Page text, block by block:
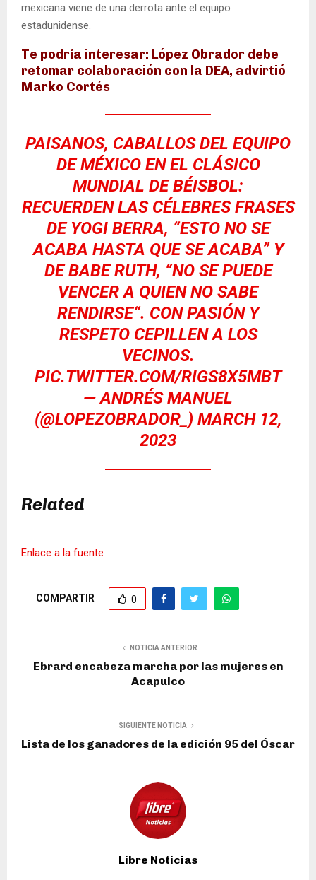
mexicana viene de una derrota ante el equipo
estadunidense.
Te podría interesar: López Obrador debe
retomar colaboración con la DEA, advirtió
Marko Cortés
PAISANOS, CABALLOS DEL EQUIPO
DE MÉXICO EN EL CLÁSICO
MUNDIAL DE BÉISBOL:
RECUERDEN LAS CÉLEBRES FRASES
DE YOGI BERRA, “ESTO NO SE
ACABA HASTA QUE SE ACABA” Y
DE BABE RUTH, “NO SE PUEDE
VENCER A QUIEN NO SABE
RENDIRSE“. CON PASIÓN Y
RESPETO CEPILLEN A LOS
VECINOS.
PIC.TWITTER.COM/RIGS8X5MBT
— ANDRÉS MANUEL
(@LOPEZOBRADOR_) MARCH 12,
2023
Related
Enlace a la fuente
COMPARTIR 0
NOTICIA ANTERIOR
Ebrard encabeza marcha por las mujeres en
Acapulco
SIGUIENTE NOTICIA
Lista de los ganadores de la edición 95 del Óscar
Libre Noticias